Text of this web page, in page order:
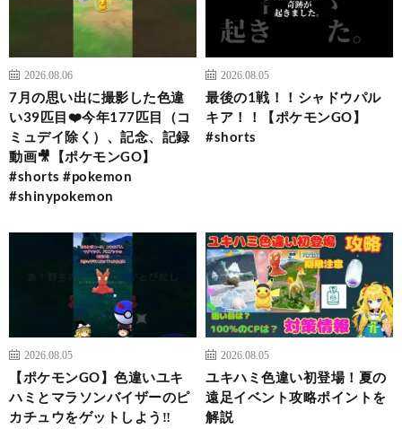
2026.08.06
7月の思い出に撮影した色違
い39匹目❤️今年177匹目（コ
ミュデイ除く）、記念、記録
動画🎥【ポケモンGO】
#shorts #pokemon
#shinypokemon
2026.08.05
最後の1戦！！シャドウパル
キア！！【ポケモンGO】
#shorts
2026.08.05
【ポケモンGO】色違いユキ
ハミとマラソンバイザーのピ
カチュウをゲットしよう‼
2026.08.05
ユキハミ色違い初登場！夏の
遠足イベント攻略ポイントを
解説